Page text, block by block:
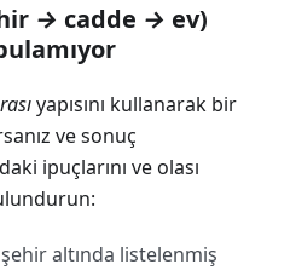
→ cadde → ev)
yapısını kullanarak bir
ve sonuç
ipuçlarını ve olası
altında listelenmiş